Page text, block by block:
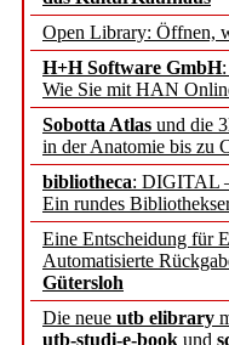
Open Library: Öffnen,
H+H Software GmbH
Wie Sie mit HAN
Sobotta Atlas und die
in der Anatomie bis zu
bibliotheca: DIGITAL
Ein rundes
Eine Entscheidung für
Automatisierte
Gütersloh
Die neue utb elibrary
utb-studi-e-book und
und